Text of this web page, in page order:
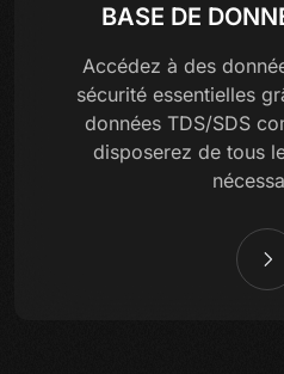
BASE DE
Accédez à des
sécurité essentielles
données TDS/SDS
disposerez de tous